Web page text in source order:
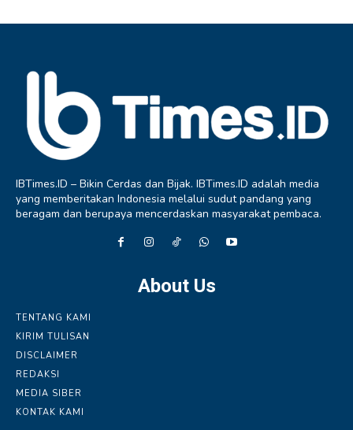
IBTimes.ID – Bikin Cerdas dan Bijak. IBTimes.ID adalah media
yang memberitakan Indonesia melalui sudut pandang yang
beragam dan berupaya mencerdaskan masyarakat pembaca.
About Us
TENTANG KAMI
KIRIM TULISAN
DISCLAIMER
REDAKSI
MEDIA SIBER
KONTAK KAMI